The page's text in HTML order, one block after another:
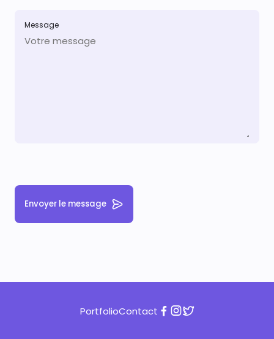
Message
Envoyer le message
PortfolioContact